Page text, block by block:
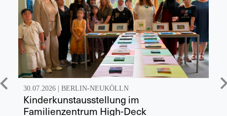
30.07.2026 | BERLIN-NEUKÖLLN
Kinderkunstausstellung im
Familienzentrum High-Deck